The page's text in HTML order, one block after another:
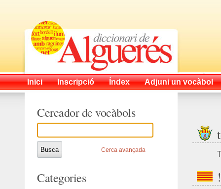
Inici Inscripció Índex Adjuni un vocàbol
!
Cercador de vocàbols
Cerca avançada
Categories